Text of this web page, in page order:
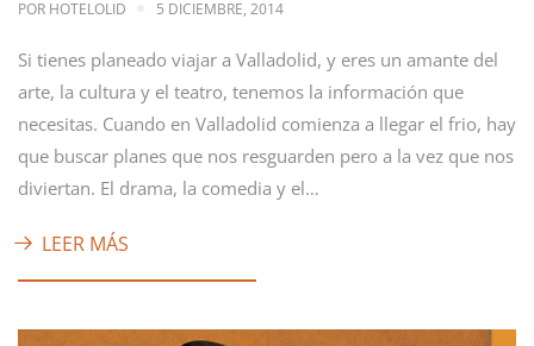
POR HOTELOLID 5 DICIEMBRE, 2014
Si tienes planeado viajar a Valladolid, y eres un amante del
arte, la cultura y el teatro, tenemos la información que
necesitas. Cuando en Valladolid comienza a llegar el frio, hay
que buscar planes que nos resguarden pero a la vez que nos
diviertan. El drama, la comedia y el…
LEER MÁS